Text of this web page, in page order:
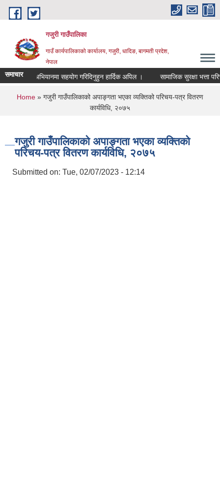
Skip to main content
गजुरी गाउँपालिका
गाउँ कार्यपालिकाको कार्यालय, गजुरी, धादिङ, बागमती प्रदेश,
नेपाल
समाचारगर" अभियानमा सहयोग गरिदिनुहुन हार्दिक अपिल । सामाजिक सुरक्षा भत्ता
You are here
Home » गजुरी गाउँपालिकाको अपाङ्गता भएका व्यक्तिको परिचय-पत्र वितरण
कार्यविधि, २०७५
गजुरी गाउँपालिकाको अपाङ्गता भएका व्यक्तिको
परिचय-पत्र वितरण कार्यविधि, २०७५
Submitted on: Tue, 02/07/2023 - 12:14